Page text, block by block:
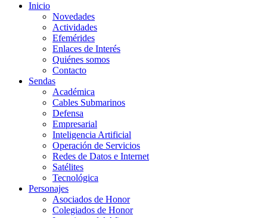
Inicio
Novedades
Actividades
Efemérides
Enlaces de Interés
Quiénes somos
Contacto
Sendas
Académica
Cables Submarinos
Defensa
Empresarial
Inteligencia Artificial
Operación de Servicios
Redes de Datos e Internet
Satélites
Tecnológica
Personajes
Asociados de Honor
Colegiados de Honor